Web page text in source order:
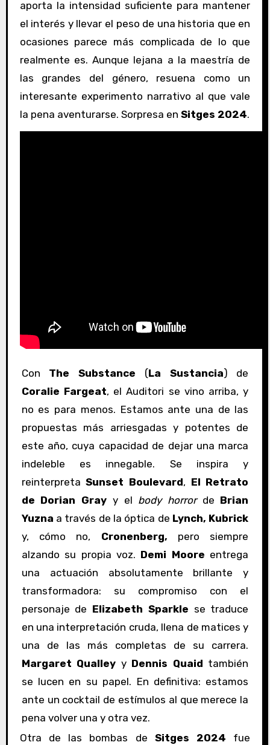
aporta la intensidad suficiente para mantener
el interés y llevar el peso de una historia que en
ocasiones parece más complicada de lo que
realmente es. Aunque lejana a la maestría de
las grandes del género, resuena como un
interesante experimento narrativo al que vale
la pena aventurarse. Sorpresa en Sitges 2024.
Con The Substance (La Sustancia) de
Coralie Fargeat, el Auditori se vino arriba, y
no es para menos. Estamos ante una de las
propuestas más arriesgadas y potentes de
este año, cuya capacidad de dejar una marca
indeleble es innegable. Se inspira y
reinterpretaSunset Boulevard, El Retrato
de Dorian Gray y el body horrorde Brian
Yuzna a través de la óptica de Lynch, Kubrick
y, cómo no, Cronenberg, pero siempre
alzando su propia voz. Demi Moore entrega
una actuación absolutamente brillante y
transformadora: su compromiso con el
personaje de Elizabeth Sparkle se traduce
en una interpretación cruda, llena de matices y
una de las más completas de su carrera.
Margaret Qualley y Dennis Quaid también
se lucen en su papel. En definitiva: estamos
ante un cocktail de estímulos al que merece la
pena volver una y otra vez.
Otra de las bombas de Sitges 2024 fue